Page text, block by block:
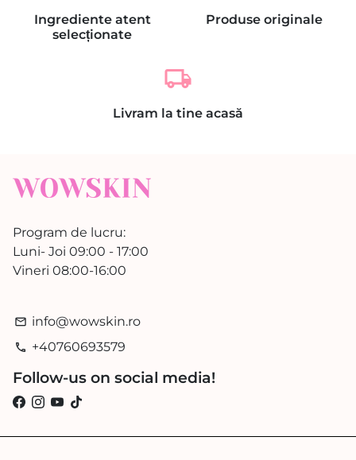
Ingrediente atent
selecționate
Produse originale
local_shipping
Livram la tine acasă
Program de lucru:
Luni- Joi 09:00 - 17:00
Vineri 08:00-16:00
email info@wowskin.ro
phone +40760693579
Follow-us on social media!